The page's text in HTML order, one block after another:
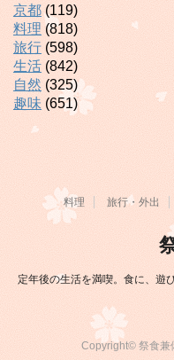
京都(119)
料理 (818)
旅行 (598)
生活 (842)
自然 (325)
趣味 (651)
料理 旅行・外出
定年後の生活を満喫。食に、遊
Copyright© 祭食兼